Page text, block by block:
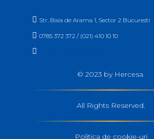
 Str. Baia de Arama 1, Sector 2 Bucuresti
 0785 372 372 / (021) 410 10 10

© 2023 by Hercesa.
All Rights Reserved.
Politica de cookie-uri